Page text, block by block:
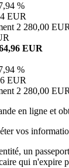
%
EUR
2 280,00
EUR
%
EUR
2 280,00
en ligne et
vos
un
qui n'expire